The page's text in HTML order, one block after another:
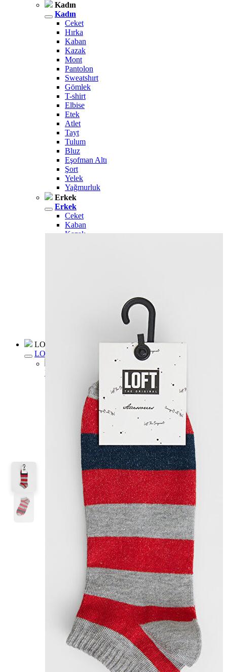
Kadın
Kadın
Ceket
Hırka
Kaban
Kazak
Mont
Pantolon
Sweatshırt
Gömlek
T-shirt
Elbise
Etek
Atlet
Tayt
Tulum
Bluz
Eşofman Altı
Şort
Yelek
Yağmurluk
Erkek
Erkek
Ceket
Kaban
Kazak
LOFT Prime
LOFT Prime
Fırsatlarım